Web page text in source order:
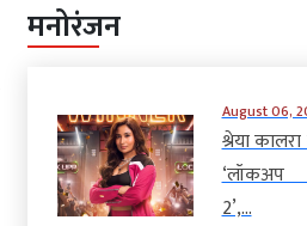
मनोरंजन
August 06,
श्रेया
‘लॉकअप
2’,...